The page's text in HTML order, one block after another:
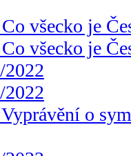
všecko je
všecko je
2022
2022
o